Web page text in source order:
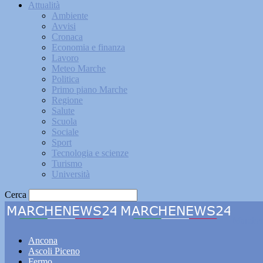
Attualità
Ambiente
Avvisi
Cronaca
Economia e finanza
Lavoro
Meteo Marche
Politica
Primo piano Marche
Regione
Salute
Scuola
Sociale
Sport
Tecnologia e scienze
Turismo
Università
Cerca
Ancona
Ascoli Piceno